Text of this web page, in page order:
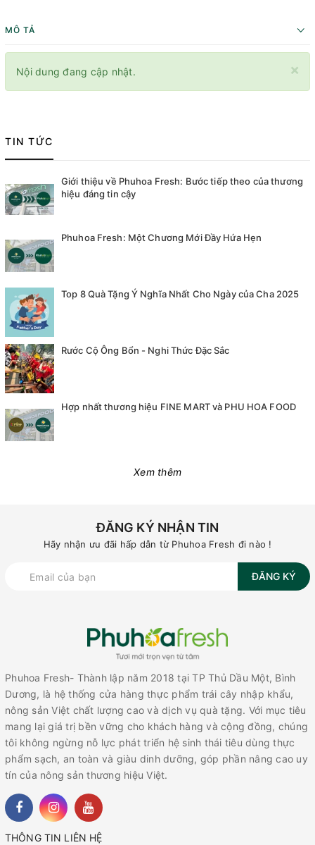
MÔ TẢ
×
Nội dung đang cập nhật.
TIN TỨC
Giới thiệu về Phuhoa Fresh: Bước tiếp theo của thương
hiệu đáng tin cậy
Phuhoa Fresh: Một Chương Mới Đầy Hứa Hẹn
Top 8 Quà Tặng Ý Nghĩa Nhất Cho Ngày của Cha 2025
Rước Cộ Ông Bổn - Nghi Thức Đặc Sắc
Hợp nhất thương hiệu FINE MART và PHU HOA FOOD
Xem thêm
ĐĂNG KÝ NHẬN TIN
Hãy nhận ưu đãi hấp dẫn từ Phuhoa Fresh đi nào !
ĐĂNG KÝ
Phuhoa Fresh- Thành lập năm 2018 tại TP Thủ Dầu Một, Bình
Dương, là hệ thống cửa hàng thực phẩm trái cây nhập khẩu,
nông sản Việt chất lượng cao và dịch vụ quà tặng. Với mục tiêu
mang lại giá trị bền vững cho khách hàng và cộng đồng, chúng
tôi không ngừng nỗ lực phát triển hệ sinh thái tiêu dùng thực
phẩm sạch, an toàn và giàu dinh dưỡng, góp phần nâng cao uy
tín của nông sản thương hiệu Việt.
THÔNG TIN LIÊN HỆ